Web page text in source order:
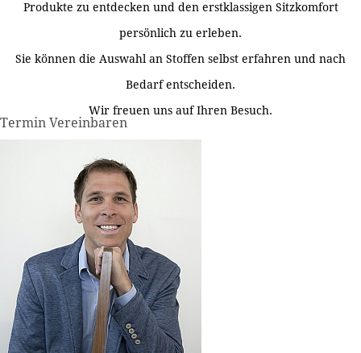
Produkte zu entdecken und den erstklassigen Sitzkomfort
persönlich zu erleben.
Sie können die Auswahl an Stoffen selbst erfahren und nach
Bedarf entscheiden.
Wir freuen uns auf Ihren Besuch.
Termin Vereinbaren